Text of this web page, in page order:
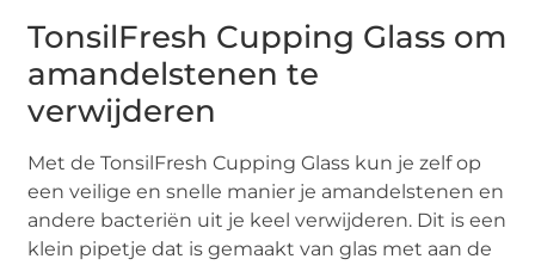
TonsilFresh Cupping Glass om
amandelstenen te
verwijderen
Met de TonsilFresh Cupping Glass kun je zelf op
een veilige en snelle manier je amandelstenen en
andere bacteriën uit je keel verwijderen. Dit is een
klein pipetje dat is gemaakt van glas met aan de